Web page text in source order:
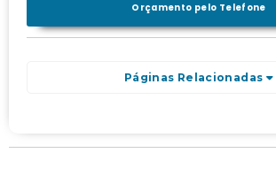
Orçamento pelo Telefone
Páginas Relacionadas